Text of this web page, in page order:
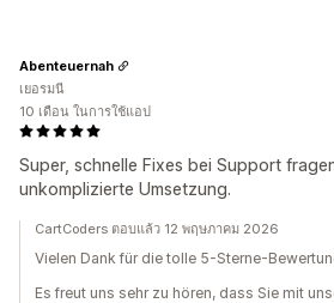
Super, schnelle Fixes bei Support
unkomplizierte Umsetzung.
Abenteuernah
เยอรมนี
10 เดือน ในการใช้แอป
CartCoders ตอบแล้ว 12 พฤษภาคม 2026
Vielen Dank für die tolle 5-Sterne-
Es freut uns sehr zu hören, dass Sie mit